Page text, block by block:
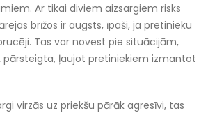
Ar tikai diviem aizsargiem risks
brīžos ir augsts, īpaši, ja pretinieku
Tas var novest pie situācijām,
pārsteigta, ļaujot pretiniekiem izmantot
virzās uz priekšu pārāk agresīvi, tas